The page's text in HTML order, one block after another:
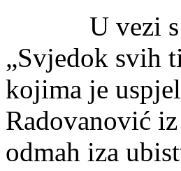
U vezi s
„Svjedok svih
kojima je
Radovanović
odmah iza